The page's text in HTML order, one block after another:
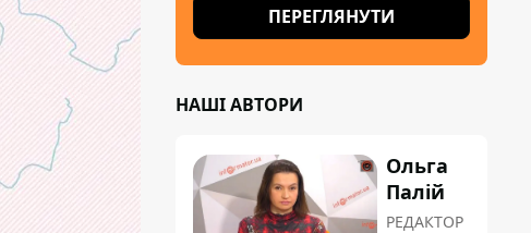
ПЕРЕГЛЯНУТИ
НАШІ АВТОРИ
Ольга
Палій
РЕДАКТОР